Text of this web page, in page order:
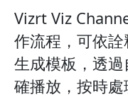
Vizrt Viz
作流程，可依
生成模板，透
確播放，按時處